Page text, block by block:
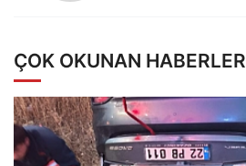
ÇOK OKUNAN HABERLER